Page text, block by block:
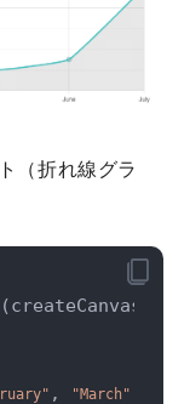
（折れ線グラ
, "March"